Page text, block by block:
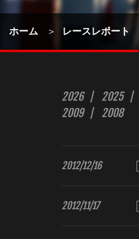
ホーム レースレポート
2026 2025
2009
2008
2012/12/16
2012/11/17